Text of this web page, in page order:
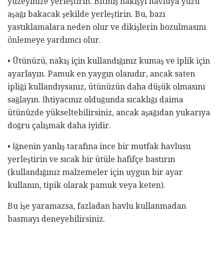
aşağı bakacak şekilde yerleştirin. Bu, bazı
yastıklamalara neden olur ve dikişlerin bozulmasını
önlemeye yardımcı olur.
• Ütünüzü, nakış için kullandığınız kumaş ve iplik için
ayarlayın. Pamuk en yaygın olanıdır, ancak saten
ipliği kullandıysanız, ütünüzün daha düşük olmasını
sağlayın. İhtiyacınız olduğunda sıcaklığı daima
ütünüzde yükseltebilirsiniz, ancak aşağıdan yukarıya
doğru çalışmak daha iyidir.
• İğnenin yanlış tarafına ince bir mutfak havlusu
yerleştirin ve sıcak bir ütüle hafifçe bastırın
(kullandığınız malzemeler için uygun bir ayar
kullanın, tipik olarak pamuk veya keten).
Bu işe yaramazsa, fazladan havlu kullanmadan
basmayı deneyebilirsiniz.